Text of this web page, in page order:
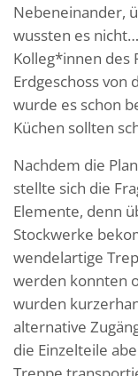
Nebeneinander,
wussten es
Kolleg*innen des
Erdgeschoss von
wurde es schon
Küchen sollten
Nachdem die
stellte sich die
Elemente, denn
Stockwerke
wendelartige
werden konnten
wurden
alternative
die Einzelteile